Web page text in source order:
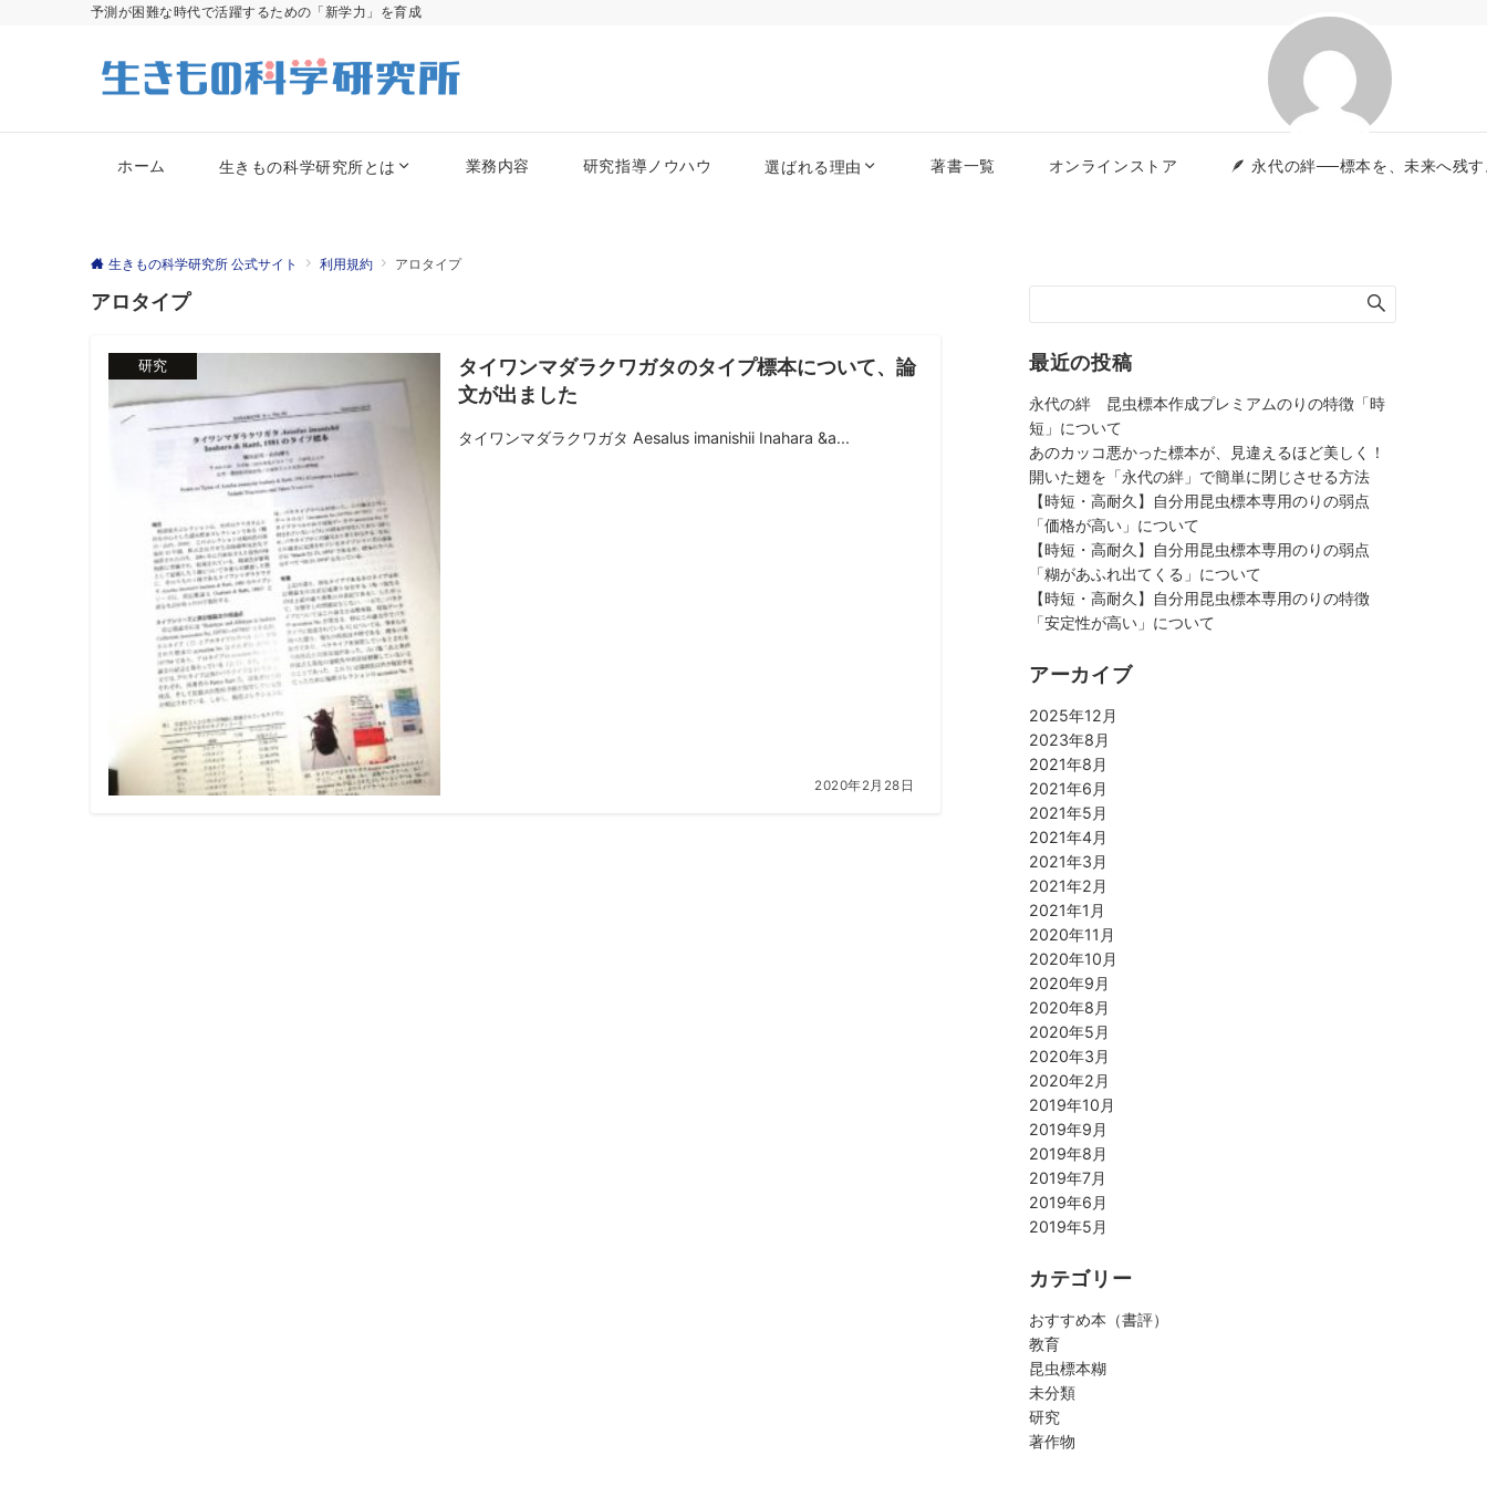
予測が困難な時代で活躍するための「新学力」を育成
ホーム 生きもの科学研究所とは 業務内容 研究指導ノウハウ 選ばれる理由 著書一覧 オンラインストア 🪶 永代の絆──標本を、未来へ残
生きもの科学研究所 公式サイト 利用規約 アロタイプ
アロタイプ
研究
タイワンマダラクワガタのタイプ標本について、論
文が出ました
タイワンマダラクワガタ Aesalus imanishii Inahara &a...
2020年2月28日
最近の投稿
永代の絆 昆虫標本作成プレミアムのりの特徴「時
短」について
あのカッコ悪かった標本が、見違えるほど美しく！
開いた翅を「永代の絆」で簡単に閉じさせる方法
【時短・高耐久】自分用昆虫標本専用のりの弱点
「価格が高い」について
【時短・高耐久】自分用昆虫標本専用のりの弱点
「糊があふれ出てくる」について
【時短・高耐久】自分用昆虫標本専用のりの特徴
「安定性が高い」について
アーカイブ
2025年12月
2023年8月
2021年8月
2021年6月
2021年5月
2021年4月
2021年3月
2021年2月
2021年1月
2020年11月
2020年10月
2020年9月
2020年8月
2020年5月
2020年3月
2020年2月
2019年10月
2019年9月
2019年8月
2019年7月
2019年6月
2019年5月
カテゴリー
おすすめ本（書評）
教育
昆虫標本糊
未分類
研究
著作物